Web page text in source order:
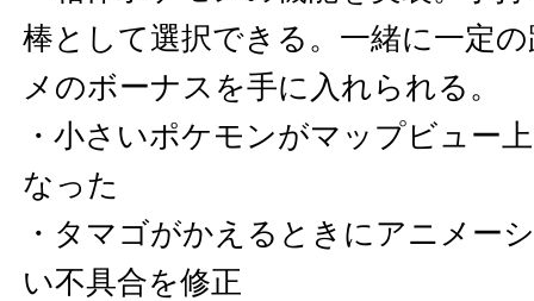
棒として選択できる。一緒に一定
メのボーナスを手に入れられる。
・小さいポケモンがマップビュー
なった
・タマゴがかえるときにアニメー
い不具合を修正